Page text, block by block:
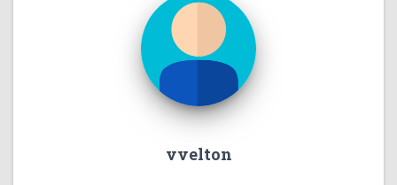
vvelton